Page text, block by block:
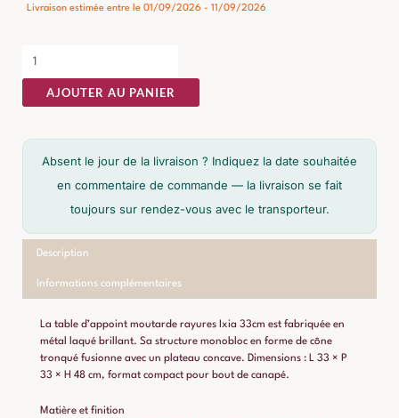
Livraison estimée entre le 01/09/2026 - 11/09/2026
Table
Moutarde
Ixia
33cm
AJOUTER AU PANIER
Absent le jour de la livraison ? Indiquez la date souhaitée
en commentaire de commande — la livraison se fait
toujours sur rendez-vous avec le transporteur.
Description
Informations complémentaires
La table d’appoint moutarde rayures Ixia 33cm est fabriquée en
métal laqué brillant. Sa structure monobloc en forme de cône
tronqué fusionne avec un plateau concave. Dimensions : L 33 × P
33 × H 48 cm, format compact pour bout de canapé.
Matière et finition